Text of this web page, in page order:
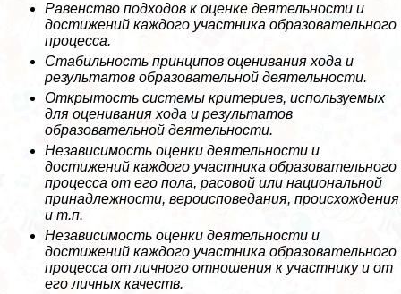
Равенство подходов к оценке деятельности и
достижений каждого участника образовательного
процесса.
Стабильность принципов оценивания хода и
результатов образовательной деятельности.
Открытость системы критериев, используемых
для оценивания хода и результатов
образовательной деятельности.
Независимость оценки деятельности и
достижений каждого участника образовательного
процесса от его пола, расовой или национальной
принадлежности, вероисповедания, происхождения
и т.п.
Независимость оценки деятельности и
достижений каждого участника образовательного
процесса от личного отношения к участнику и от
его личных качеств.